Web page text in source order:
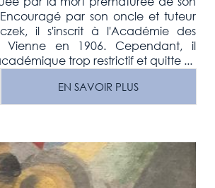
par son oncle et tuteur
il s'inscrit à l'Académie des
Vienne en 1906. Cependant, il
trop restrictif et quitte ...
EN SAVOIR PLUS